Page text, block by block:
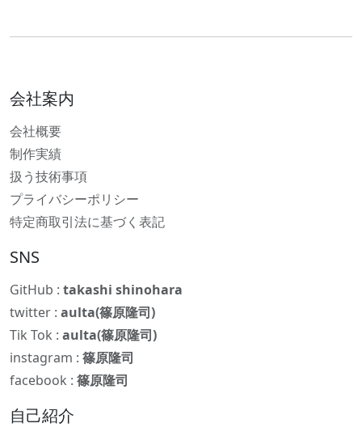
会社案内
会社概要
制作実績
扱う技術事項
プライバシーポリシー
特定商取引法に基づく表記
SNS
GitHub : takashi shinohara
twitter : aulta(篠原隆司)
Tik Tok : aulta(篠原隆司)
instagram : 篠原隆司
facebook : 篠原隆司
自己紹介